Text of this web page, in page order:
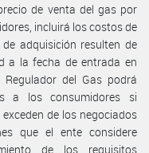
de venta del gas por
incluirá los costos de
adquisición resulten de
a la fecha de entrada en
del Gas podrá
a los consumidores si
de los negociados
que el ente considere
de los requisitos